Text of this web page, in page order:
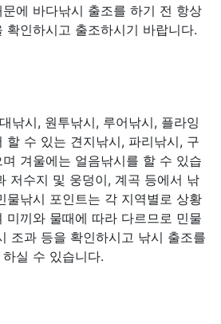
에 바다낚시 출조를 하기 전 항상
확인하시고 출조하시기 바랍니다.
낚시, 원투낚시, 루어낚시, 플라잉
할 수 있는 견지낚시, 파리낚시, 구
겨울에는 얼음낚시를 할 수 있습
저수지 및 웅덩이, 계곡 등에서 낚
물낚시 포인트는 각 지역별로 상황
미끼와 물때에 따라 다르므로 민물
조과 등을 확인하시고 낚시 출조를
실 수 있습니다.